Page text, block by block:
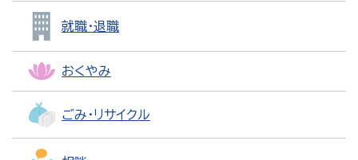
就職・退職
おくやみ
ごみ・リサイクル